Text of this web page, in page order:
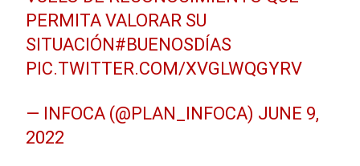
PERMITA VALORAR SU
SITUACIÓN#BUENOSDÍAS
PIC.TWITTER.COM/XVGLWQGYRV
— INFOCA (@PLAN_INFOCA) JUNE 9,
2022